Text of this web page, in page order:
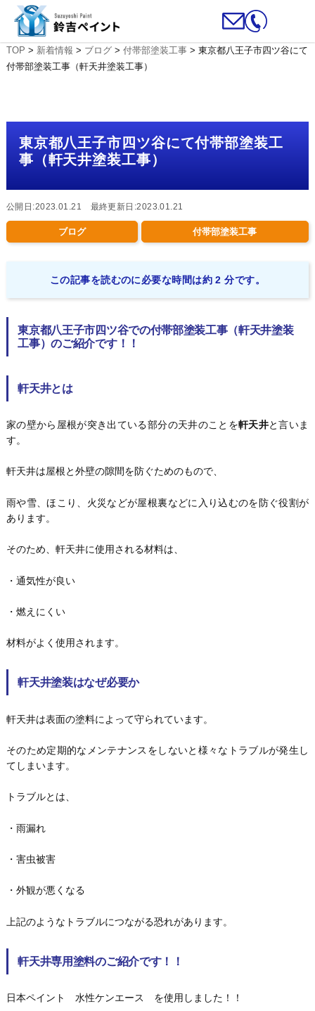
TOP > 新着情報 > ブログ> 付帯部塗装工事> 東京都八王子市四ツ谷にて
付帯部塗装工事（軒天井塗装工事）
東京都八王子市四ツ谷にて付帯部塗装工
事（軒天井塗装工事）
公開日:2023.01.21 最終更新日:2023.01.21
ブログ 付帯部塗装工事
この記事を読むのに必要な時間は約 2 分です。
東京都八王子市四ツ谷での付帯部塗装工事（軒天井塗装
工事）のご紹介です！！
軒天井とは
家の壁から屋根が突き出ている部分の天井のことを軒天井と言いま
す。
軒天井は屋根と外壁の隙間を防ぐためのもので、
雨や雪、ほこり、火災などが屋根裏などに入り込むのを防ぐ役割が
あります。
そのため、軒天井に使用される材料は、
・通気性が良い
・燃えにくい
材料がよく使用されます。
軒天井塗装はなぜ必要か
軒天井は表面の塗料によって守られています。
そのため定期的なメンテナンスをしないと様々なトラブルが発生し
てしまいます。
トラブルとは、
・雨漏れ
・害虫被害
・外観が悪くなる
上記のようなトラブルにつながる恐れがあります。
軒天井専用塗料のご紹介です！！
日本ペイント 水性ケンエース を使用しました！！